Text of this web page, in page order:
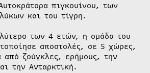
πιγκουίνου, των
και του τίγρη.
των 4 ετών, η ομάδα του
αποστολές, σε 5 χώρες,
από ζούγκλες, ερήμους, την
την Ανταρκτική.